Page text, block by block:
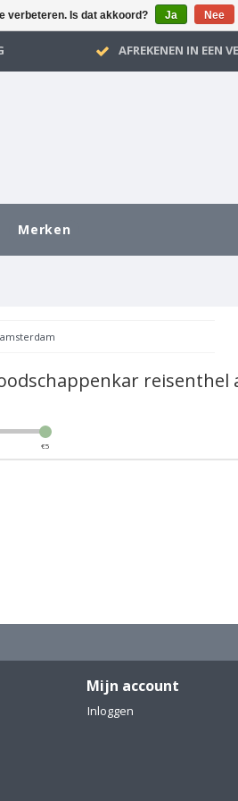
AFREKENEN IN EEN
Merken
reisenthel
€5
Mijn account
Inloggen
verbeteren. Is dat akkoord? Ja Nee